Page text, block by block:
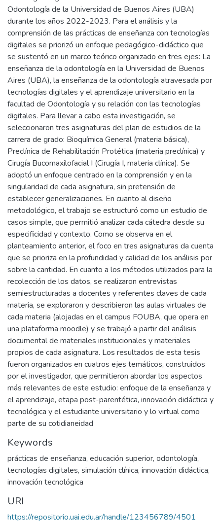
Odontología de la Universidad de Buenos Aires (UBA)
durante los años 2022-2023. Para el análisis y la
comprensión de las prácticas de enseñanza con tecnologías
digitales se priorizó un enfoque pedagógico-didáctico que
se sustentó en un marco teórico organizado en tres ejes: La
enseñanza de la odontología en la Universidad de Buenos
Aires (UBA), la enseñanza de la odontología atravesada por
tecnologías digitales y el aprendizaje universitario en la
facultad de Odontología y su relación con las tecnologías
digitales. Para llevar a cabo esta investigación, se
seleccionaron tres asignaturas del plan de estudios de la
carrera de grado: Bioquímica General (materia básica),
Preclínica de Rehabilitación Protética (materia preclínica) y
Cirugía Bucomaxilofacial I (Cirugía I, materia clínica). Se
adoptó un enfoque centrado en la comprensión y en la
singularidad de cada asignatura, sin pretensión de
establecer generalizaciones. En cuanto al diseño
metodológico, el trabajo se estructuró como un estudio de
casos simple, que permitió analizar cada cátedra desde su
especificidad y contexto. Como se observa en el
planteamiento anterior, el foco en tres asignaturas da cuenta
que se prioriza en la profundidad y calidad de los análisis por
sobre la cantidad. En cuanto a los métodos utilizados para la
recolección de los datos, se realizaron entrevistas
semiestructuradas a docentes y referentes claves de cada
materia, se exploraron y describieron las aulas virtuales de
cada materia (alojadas en el campus FOUBA, que opera en
una plataforma moodle) y se trabajó a partir del análisis
documental de materiales institucionales y materiales
propios de cada asignatura. Los resultados de esta tesis
fueron organizados en cuatros ejes temáticos, construidos
por el investigador, que permitieron abordar los aspectos
más relevantes de este estudio: enfoque de la enseñanza y
el aprendizaje, etapa post-parentética, innovación didáctica y
tecnológica y el estudiante universitario y lo virtual como
parte de su cotidianeidad
Keywords
prácticas de enseñanza, educación superior, odontología,
tecnologías digitales, simulación clínica, innovación didáctica,
innovación tecnológica
URI
https://repositorio.uai.edu.ar/handle/123456789/4501